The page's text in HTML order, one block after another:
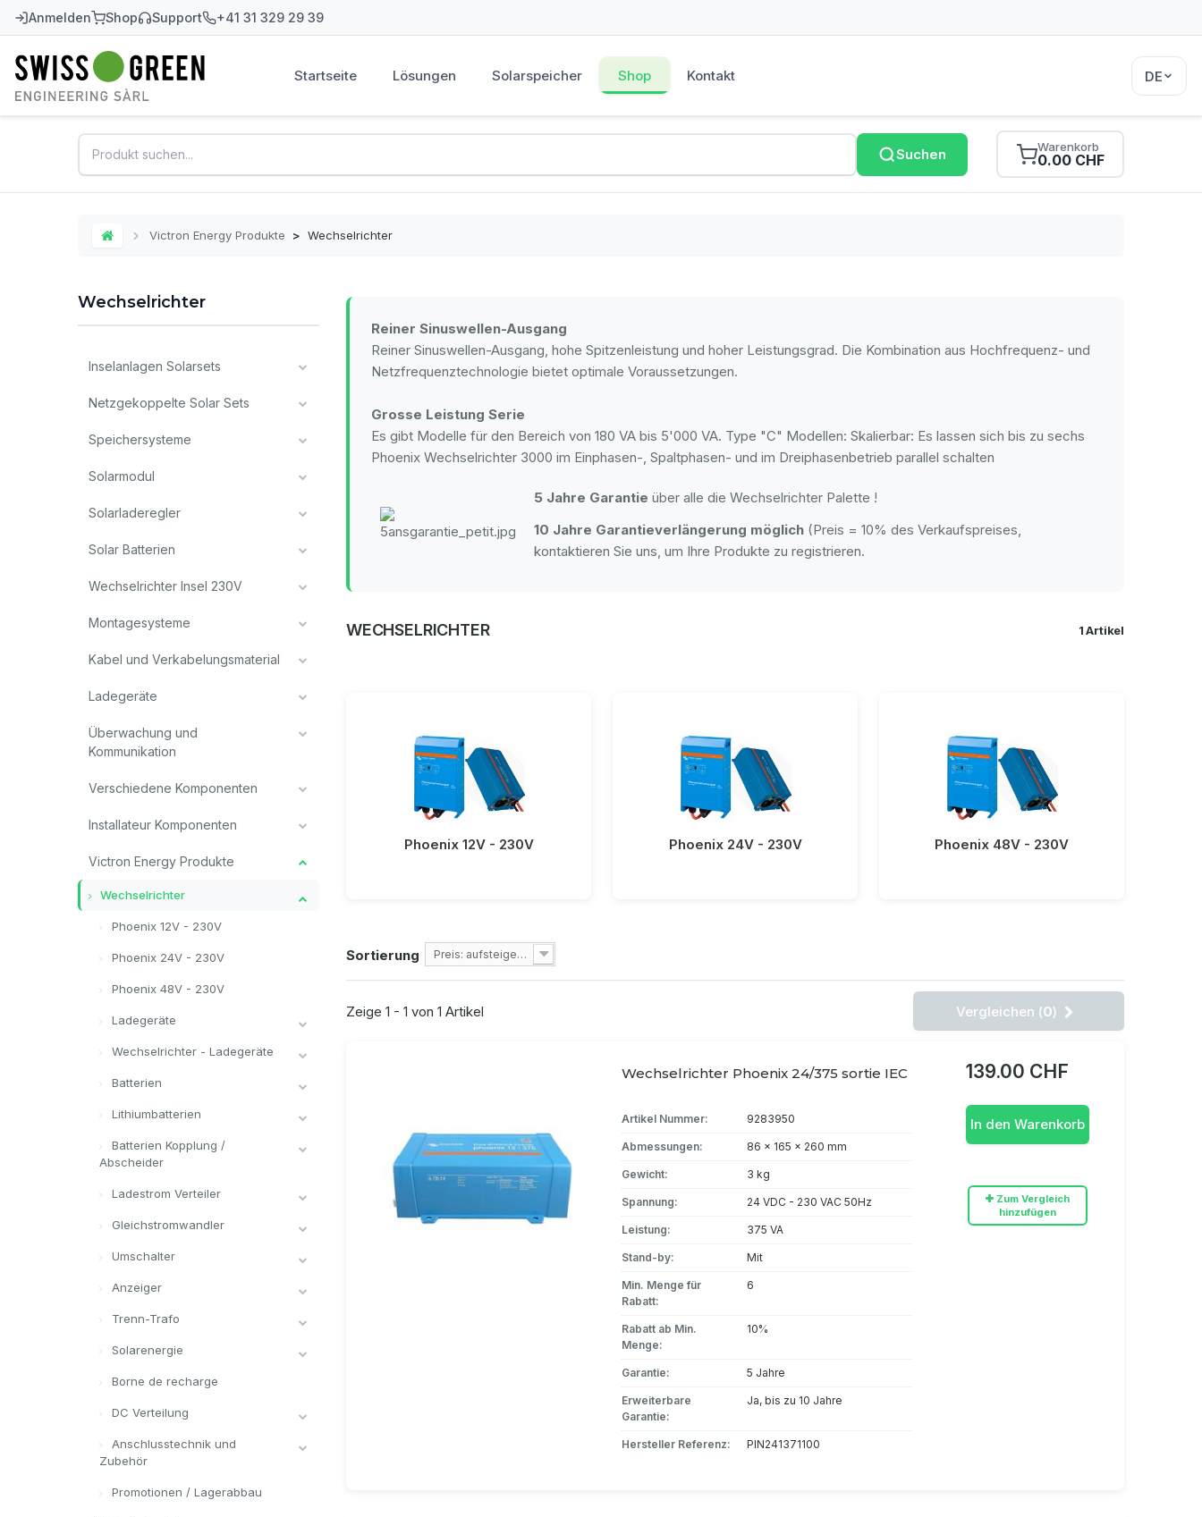
Anmelden Shop Support +41 31 329 29 39
Swiss-Green Startseite Lösungen Solarspeicher Shop Kontakt DE
Suchen Warenkorb
0.00 CHF
Home Victron Energy Produkte > Wechselrichter
Wechselrichter
Inselanlagen Solarsets
Netzgekoppelte Solar Sets
Speichersysteme
Solarmodul
Solarladeregler
Solar Batterien
Wechselrichter Insel 230V
Montagesysteme
Kabel und Verkabelungsmaterial
Ladegeräte
Überwachung und
Kommunikation
Verschiedene Komponenten
Installateur Komponenten
Victron Energy Produkte
Wechselrichter
Phoenix 12V - 230V
Phoenix 24V - 230V
Phoenix 48V - 230V
Ladegeräte
Wechselrichter - Ladegeräte
Batterien
Lithiumbatterien
Batterien Kopplung /
Abscheider
Ladestrom Verteiler
Gleichstromwandler
Umschalter
Anzeiger
Trenn-Trafo
Solarenergie
Borne de recharge
DC Verteilung
Anschlusstechnik und
Zubehör
Promotionen / Lagerabbau
Reiner Sinuswellen-Ausgang
Reiner Sinuswellen-Ausgang, hohe Spitzenleistung und hoher Leistungsgrad. Die Kombination aus Hochfrequenz- und
Netzfrequenztechnologie bietet optimale Voraussetzungen.
Grosse Leistung Serie
Es gibt Modelle für den Bereich von 180 VA bis 5'000 VA. Type "C" Modellen: Skalierbar: Es lassen sich bis zu sechs
Phoenix Wechselrichter 3000 im Einphasen-, Spaltphasen- und im Dreiphasenbetrieb parallel schalten
5 Jahre Garantie über alle die Wechselrichter Palette !
10 Jahre Garantieverlängerung möglich (Preis = 10% des Verkaufspreises,
kontaktieren Sie uns, um Ihre Produkte zu registrieren.
WECHSELRICHTER 1 Artikel
Phoenix 12V - 230V Phoenix 24V - 230V Phoenix 48V - 230V
Sortierung Preis: aufsteigend
Vergleichen (0)
Zeige 1 - 1 von 1 Artikel
Wechselrichter Phoenix 24/375 sortie IEC
Artikel Nummer: 9283950
Abmessungen: 86 x 165 x 260 mm
Gewicht: 3 kg
Spannung: 24 VDC - 230 VAC 50Hz
Leistung: 375 VA
Stand-by: Mit
Min. Menge für
Rabatt:
6
Rabatt ab Min.
Menge:
10%
Garantie: 5 Jahre
Erweiterbare
Garantie:
Ja, bis zu 10 Jahre
Hersteller Referenz: PIN241371100
139.00 CHF
In den Warenkorb
Zum Vergleich
hinzufügen